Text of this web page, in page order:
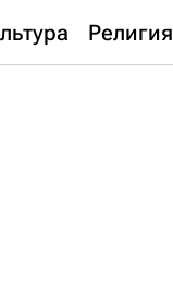
Религия